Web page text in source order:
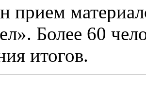
прием
Более 60
итогов.